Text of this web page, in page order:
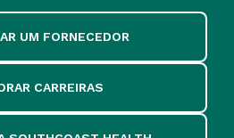
UM FORNECEDOR
CARREIRAS